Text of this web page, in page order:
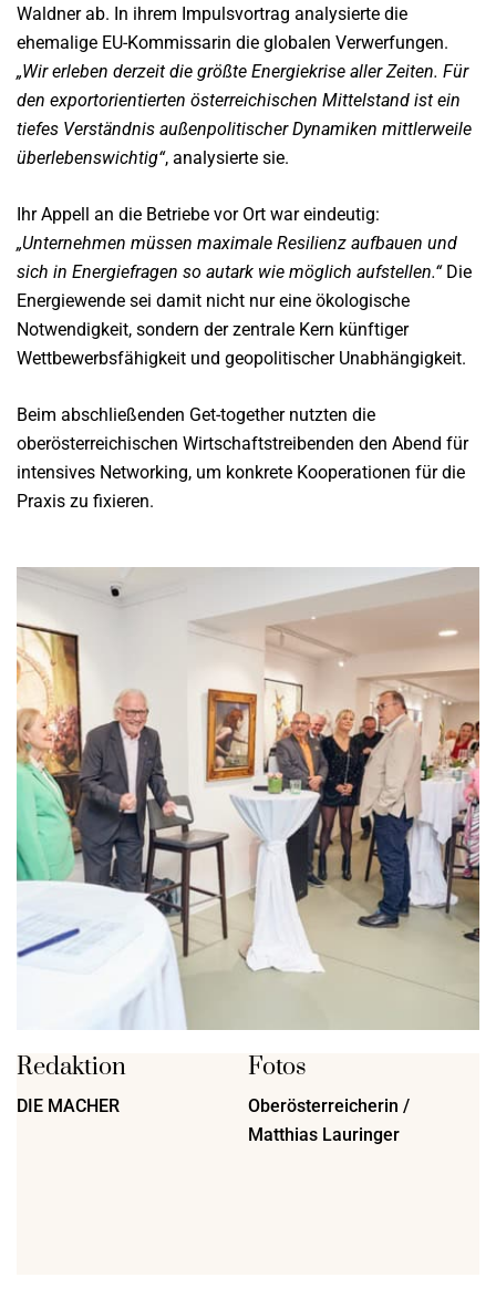
Waldner ab. In ihrem Impulsvortrag analysierte die
ehemalige EU-Kommissarin die globalen Verwerfungen.
„Wir erleben derzeit die größte Energiekrise aller Zeiten. Für
den exportorientierten österreichischen Mittelstand ist ein
tiefes Verständnis außenpolitischer Dynamiken mittlerweile
überlebenswichtig“, analysierte sie.
Ihr Appell an die Betriebe vor Ort war eindeutig:
„Unternehmen müssen maximale Resilienz aufbauen und
sich in Energiefragen so autark wie möglich aufstellen.“Die
Energiewende sei damit nicht nur eine ökologische
Notwendigkeit, sondern der zentrale Kern künftiger
Wettbewerbsfähigkeit und geopolitischer Unabhängigkeit.
Beim abschließenden Get-together nutzten die
oberösterreichischen Wirtschaftstreibenden den Abend für
intensives Networking, um konkrete Kooperationen für die
Praxis zu fixieren.
Redaktion
DIE MACHER
Fotos
Oberösterreicherin /
Matthias Lauringer